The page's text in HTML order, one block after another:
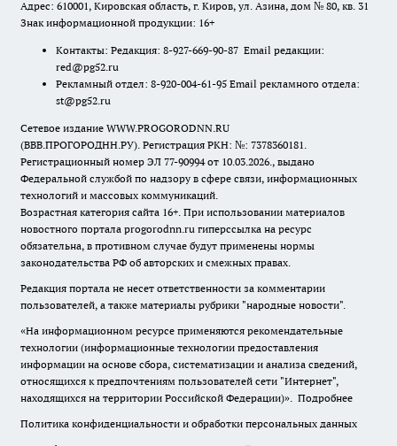
Адрес: 610001, Кировская область, г. Киров, ул. Азина, дом № 80, кв. 31
Знак информационной продукции: 16+
Контакты: Редакция: 8-927-669-90-87 Email редакции:
red@pg52.ru
Рекламный отдел: 8-920-004-61-95 Email рекламного отдела:
st@pg52.ru
Сетевое издание WWW.PROGORODNN.RU
(ВВВ.ПРОГОРОДНН.РУ). Регистрация РКН: №: 7378360181.
Регистрационный номер ЭЛ 77-90994 от 10.03.2026., выдано
Федеральной службой по надзору в сфере связи, информационных
технологий и массовых коммуникаций.
Возрастная категория сайта 16+. При использовании материалов
новостного портала progorodnn.ru гиперссылка на ресурс
обязательна, в противном случае будут применены нормы
законодательства РФ об авторских и смежных правах.
Редакция портала не несет ответственности за комментарии
пользователей, а также материалы рубрики "народные новости".
«На информационном ресурсе применяются рекомендательные
технологии (информационные технологии предоставления
информации на основе сбора, систематизации и анализа сведений,
относящихся к предпочтениям пользователей сети "Интернет",
находящихся на территории Российской Федерации)». Подробнее
Политика конфиденциальности и обработки персональных данных